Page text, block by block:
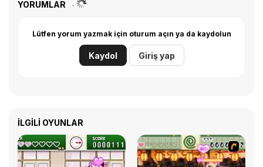
YORUMLAR
Lütfen yorum yazmak için oturum açın ya da kaydolun
Kaydol Giriş yap
İLGILI OYUNLAR